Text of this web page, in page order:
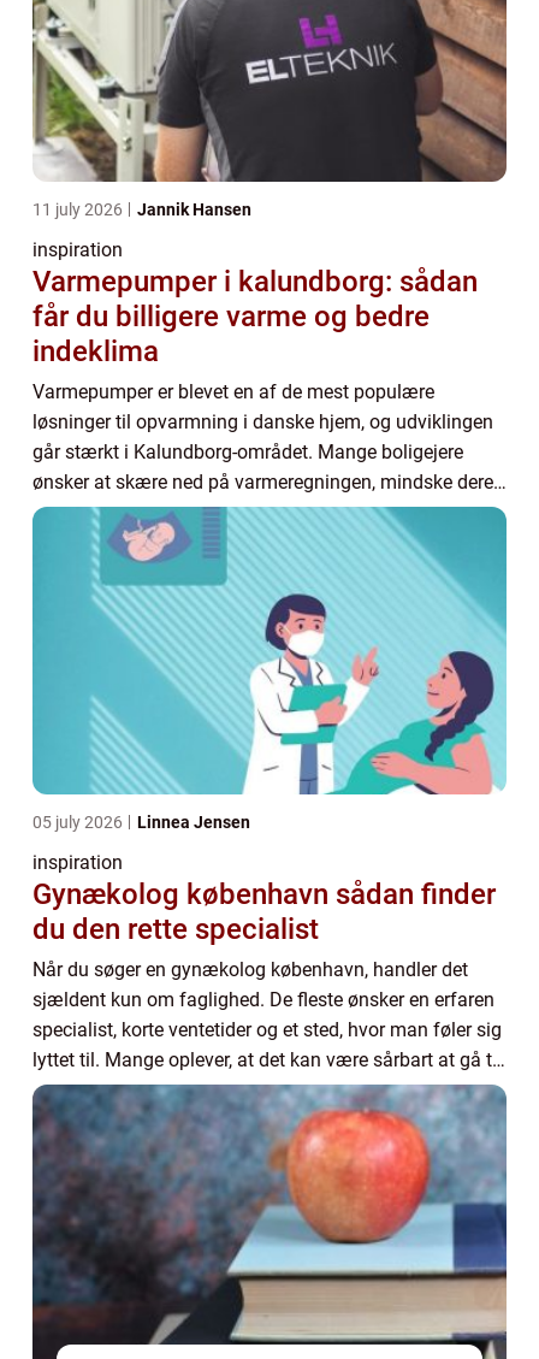
11 july 2026 Jannik Hansen
inspiration
Varmepumper i kalundborg: sådan
får du billigere varme og bedre
indeklima
Varmepumper er blevet en af de mest populære
løsninger til opvarmning i danske hjem, og udviklingen
går stærkt i Kalundborg-området. Mange boligejere
ønsker at skære ned på varmeregningen, mindske deres
CO2-aftryk og samtidig få et mere stabilt og be...
05 july 2026 Linnea Jensen
inspiration
Gynækolog københavn sådan finder
du den rette specialist
Når du søger en gynækolog københavn, handler det
sjældent kun om faglighed. De fleste ønsker en erfaren
specialist, korte ventetider og et sted, hvor man føler sig
lyttet til. Mange oplever, at det kan være sårbart at gå til
gynækolog, og derfor spil...